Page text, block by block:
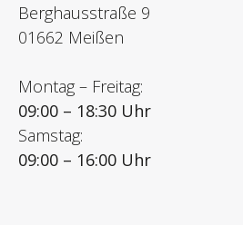
Berghausstraße 9
01662 Meißen
Montag – Freitag:
09:00 – 18:30 Uhr
Samstag:
09:00 – 16:00 Uhr